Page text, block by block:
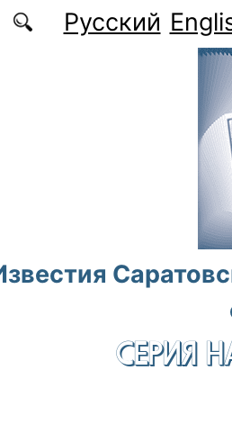
содержаниюРусский
СЕРИЯ